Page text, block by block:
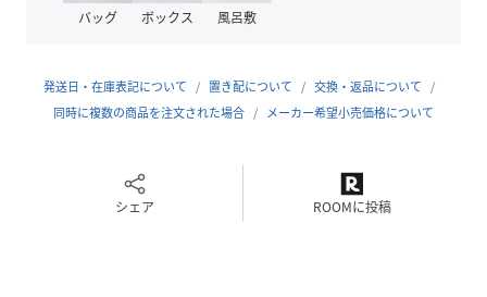
てメリハリをつけるのがおすすめです。
バッグ ボックス 風呂敷
発送日・在庫表記について 置き配について
交換・返品について
同時に複数の商品を注文された場合
メーカー希望小売価格について
シェア ROOMに投稿